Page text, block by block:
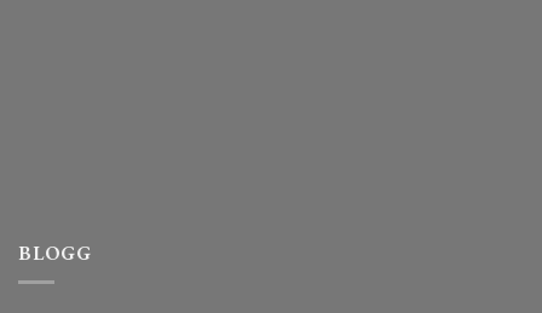
BLOGG